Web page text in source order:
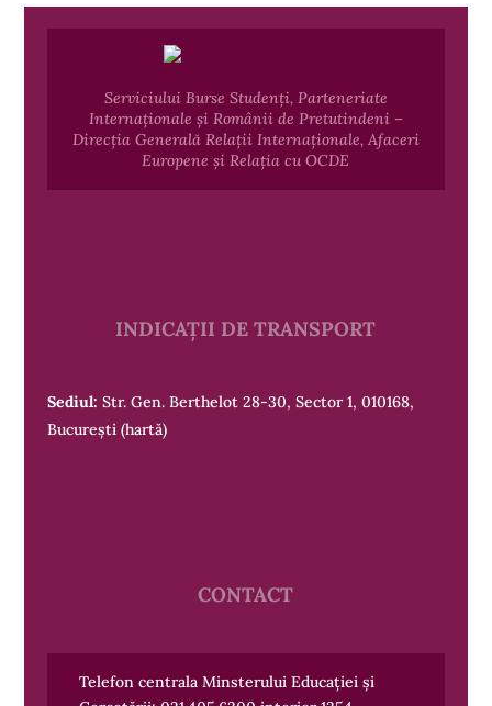
Serviciului Burse Studenți, Parteneriate
Internaționale și Românii de Pretutindeni –
Direcția Generală Relații Internaționale, Afaceri
Europene și Relația cu OCDE
INDICAȚII DE TRANSPORT
Sediul: Str. Gen. Berthelot 28-30, Sector 1, 010168,
București(hartă)
CONTACT
Telefon centrala Minsterului Educației și